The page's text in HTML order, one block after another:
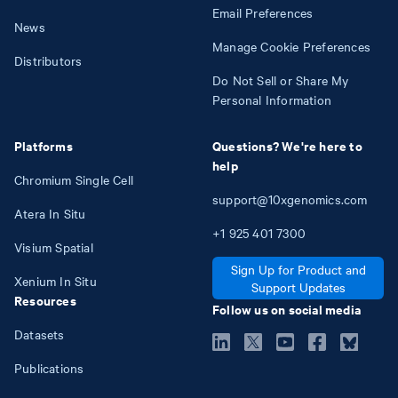
News
Distributors
Platforms
Chromium Single Cell
Atera In Situ
Visium Spatial
Xenium In Situ
Resources
Datasets
Publications
Email Preferences
Manage Cookie Preferences
Do Not Sell or Share My
Personal Information
Questions? We're here to
help
support@10xgenomics.com
+1 925 401 7300
Sign Up for Product and
Support Updates
Follow us on social media